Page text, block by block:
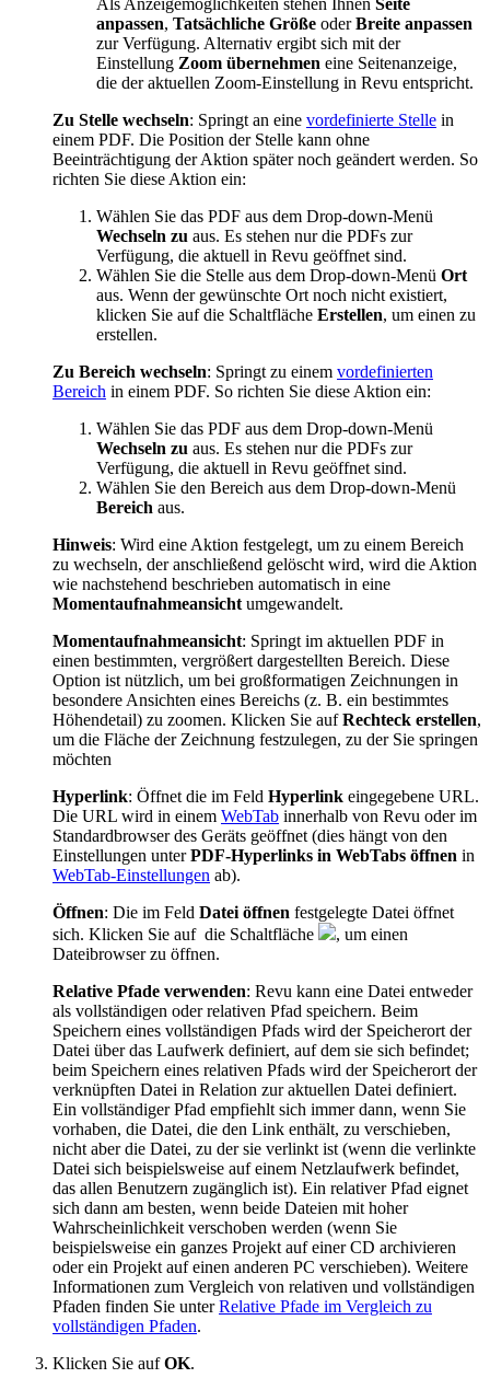
Als Anzeigemöglichkeiten stehen Ihnen Seite
anpassen, Tatsächliche Größe oderBreite anpassen
zur Verfügung. Alternativ ergibt sich mit der
Einstellung Zoom übernehmen eine Seitenanzeige,
die der aktuellen Zoom-Einstellung in Revu entspricht.
Zu Stelle wechseln: Springt an eine vordefinierte Stelle in
einem PDF. Die Position der Stelle kann ohne
Beeinträchtigung der Aktion später noch geändert werden. So
richten Sie diese Aktion ein:
Wählen Sie das PDF aus dem Drop-down-Menü
Wechseln zu aus. Es stehen nur die PDFs zur
Verfügung, die aktuell in Revu geöffnet sind.
Wählen Sie die Stelle aus dem Drop-down-Menü Ort
aus. Wenn der gewünschte Ort noch nicht existiert,
klicken Sie auf die Schaltfläche Erstellen, um einen zu
erstellen.
Zu Bereich wechseln: Springt zu einem vordefinierten
Bereich in einem PDF. So richten Sie diese Aktion ein:
Wählen Sie das PDF aus dem Drop-down-Menü
Wechseln zu aus. Es stehen nur die PDFs zur
Verfügung, die aktuell in Revu geöffnet sind.
Wählen Sie den Bereich aus dem Drop-down-Menü
Bereich aus.
Hinweis: Wird eine Aktion festgelegt, um zu einem Bereich
zu wechseln, der anschließend gelöscht wird, wird die Aktion
wie nachstehend beschrieben automatisch in eine
Momentaufnahmeansichtumgewandelt.
Momentaufnahmeansicht: Springt im aktuellen PDF in
einen bestimmten, vergrößert dargestellten Bereich. Diese
Option ist nützlich, um bei großformatigen Zeichnungen in
besondere Ansichten eines Bereichs (z. B. ein bestimmtes
Höhendetail) zu zoomen. Klicken Sie aufRechteck erstellen,
um die Fläche der Zeichnung festzulegen, zu der Sie springen
möchten
Hyperlink: Öffnet die im Feld Hyperlink eingegebene URL.
Die URL wird in einem WebTab innerhalb von Revu oder im
Standardbrowser des Geräts geöffnet(dies hängt von den
Einstellungen unterPDF-Hyperlinks in WebTabs öffnen in
WebTab-Einstellungen ab).
Öffnen: Die im Feld Datei öffnen festgelegte Datei öffnet
sich. Klicken Sie auf die Schaltfläche , um einen
Dateibrowser zu öffnen.
Relative Pfade verwenden: Revu kann eine Datei entweder
als vollständigen oder relativen Pfad speichern. Beim
Speichern eines vollständigen Pfads wird der Speicherort der
Datei über das Laufwerk definiert, auf dem sie sich befindet;
beim Speichern eines relativen Pfads wird der Speicherort der
verknüpften Datei in Relation zur aktuellen Datei definiert.
Ein vollständiger Pfad empfiehlt sich immer dann, wenn Sie
vorhaben, die Datei, die den Link enthält, zu verschieben,
nicht aber die Datei, zu der sie verlinkt ist (wenn die verlinkte
Datei sich beispielsweise auf einem Netzlaufwerk befindet,
das allen Benutzern zugänglich ist). Ein relativer Pfad eignet
sich dann am besten, wenn beide Dateien mit hoher
Wahrscheinlichkeit verschoben werden (wenn Sie
beispielsweise ein ganzes Projekt auf einer CD archivieren
oder ein Projekt auf einen anderen PC verschieben). Weitere
Informationen zum Vergleich von relativen und vollständigen
Pfaden finden Sie unterRelative Pfade im Vergleich zu
vollständigen Pfaden.
Klicken Sie aufOK.